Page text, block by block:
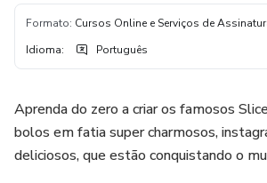
Formato: Cursos Online e Serviços de
Idioma: Português
Aprenda do zero a criar os famosos
bolos em fatia super charmosos,
deliciosos, que estão conquistando o